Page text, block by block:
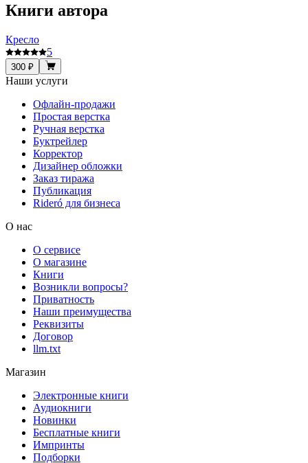
Книги автора
Кресло
5
300 ₽
Наши услуги
Офлайн-продажи
Простая верстка
Ручная верстка
Буктрейлер
Корректор
Дизайнер обложки
Заказ тиража
Публикация
Rideró для бизнеса
О нас
О сервисе
О магазине
Книги
Возникли вопросы?
Приватность
Наши преимущества
Реквизиты
Договор
llm.txt
Магазин
Электронные книги
Аудиокниги
Новинки
Бесплатные книги
Импринты
Подборки